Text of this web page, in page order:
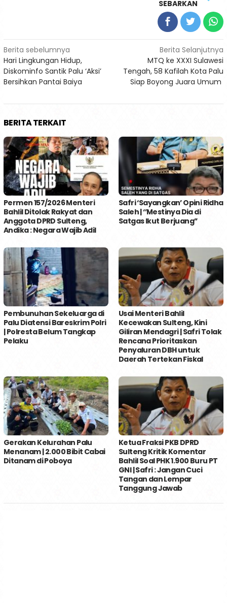
SEBARKAN
Navigasi
pos
Berita sebelumnya
Hari Lingkungan Hidup,
Diskominfo Santik Palu ‘Aksi’
Bersihkan Pantai Baiya
Berita Selanjutnya
MTQ ke XXXI Sulawesi
Tengah, 58 Kafilah Kota Palu
Siap Boyong Juara Umum
BERITA TERKAIT
Permen 157/2026 Menteri
Bahlil Ditolak Rakyat dan
Anggota DPRD Sulteng,
Andika : Negara Wajib Adil
Safri ‘Sayangkan’ Opini Ridha
Saleh | ‘’Mestinya Dia di
Satgas Ikut Berjuang’’
Pembunuhan Sekeluarga di
Palu Diatensi Bareskrim Polri
| Polresta Belum Tangkap
Pelaku
Usai Menteri Bahlil
Kecewakan Sulteng, Kini
Giliran Mendagri | Safri Tolak
Rencana Prioritaskan
Penyaluran DBH untuk
Daerah Tertekan Fiskal
Gerakan Kelurahan Palu
Menanam | 2.000 Bibit Cabai
Ditanam di Poboya
Ketua Fraksi PKB DPRD
Sulteng Kritik Komentar
Bahlil Soal PHK 1.900 Buru PT
GNI | Safri : Jangan Cuci
Tangan dan Lempar
Tanggung Jawab